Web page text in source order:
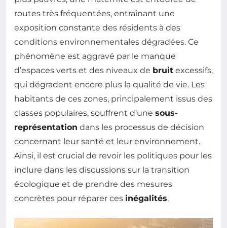
routes très fréquentées, entraînant une
exposition constante des résidents à des
conditions environnementales dégradées. Ce
phénomène est aggravé par le manque
d’espaces verts et des niveaux de bruit excessifs,
qui dégradent encore plus la qualité de vie. Les
habitants de ces zones, principalement issus des
classes populaires, souffrent d’une sous-
représentation dans les processus de décision
concernant leur santé et leur environnement.
Ainsi, il est crucial de revoir les politiques pour les
inclure dans les discussions sur la transition
écologique et de prendre des mesures
concrètes pour réparer ces inégalités.